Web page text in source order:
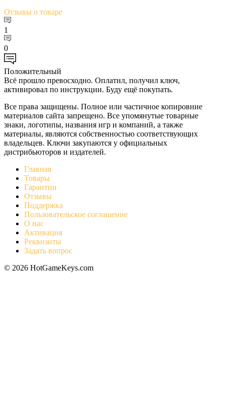
Отзывы о товаре
1
0
Положительный
Всё прошло превосходно. Оплатил, получил ключ,
активировал по инструкции. Буду ещё покупать.
Все права защищены. Полное или частичное копировние
материалов сайта запрещено. Все упомянутые товарные
знаки, логотипы, названия игр и компаний, а также
материалы, являются собственностью соответствующих
владельцев. Ключи закупаются у официальных
дистрибьюторов и издателей.
Главная
Товары
Гарантии
Отзывы
Поддержка
Пользовательское соглашение
О нас
Активация
Реквизиты
Задать вопрос
© 2026 HotGameKeys.com